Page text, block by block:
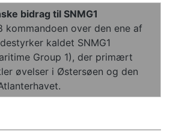
bidrag til SNMG1
kommandoen over den ene af
kaldet SNMG1
Group 1), der primært
øvelser i Østersøen og den